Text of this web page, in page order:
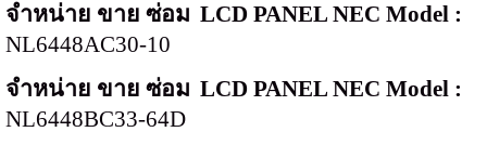
จำหน่าย ขาย ซ่อม LCD PANEL NEC Model :
NL6448AC30-10
จำหน่าย ขาย ซ่อม LCD PANEL NEC Model :
NL6448BC33-64D